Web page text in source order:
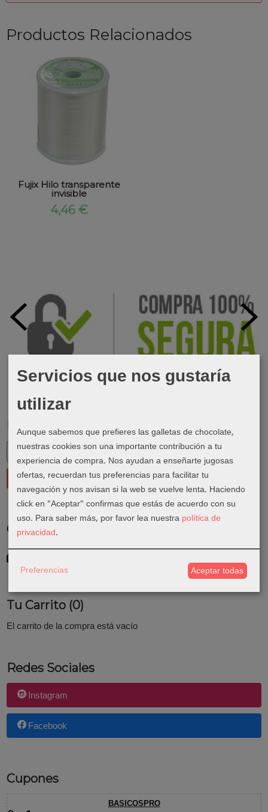
Marcas
Costes de Envío
GRATIS *
Consultar Destinos
Tu Carrito (0)
El carrito de la compra está vacío
Redes Sociales
Instagram
Facebook
Cupones
BASICOSPRO
Productos Relacionados
Fujix Hilo transparente
invisible
4,46 €
Servicios que nos gustaría
utilizar
Aunque sabemos que prefieres las galletas de chocolate,
nuestras cookies son una importante contribución a tu
experiencia de compra. Nos ayudan a enseñarte jugosas
ofertas, recuerdan tus preferencias para facilitar tu
navegación y nos avisan si la web se vuelve lenta. Haciendo
click en "Aceptar" confirmas que estás de acuerdo con su
uso. Para saber más, por favor lea nuestra política de
privacidad.
Preferencias Aceptar todas